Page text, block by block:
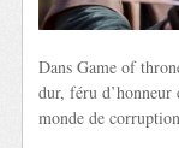
Dans Game of
dur, féru d’honneur
monde de